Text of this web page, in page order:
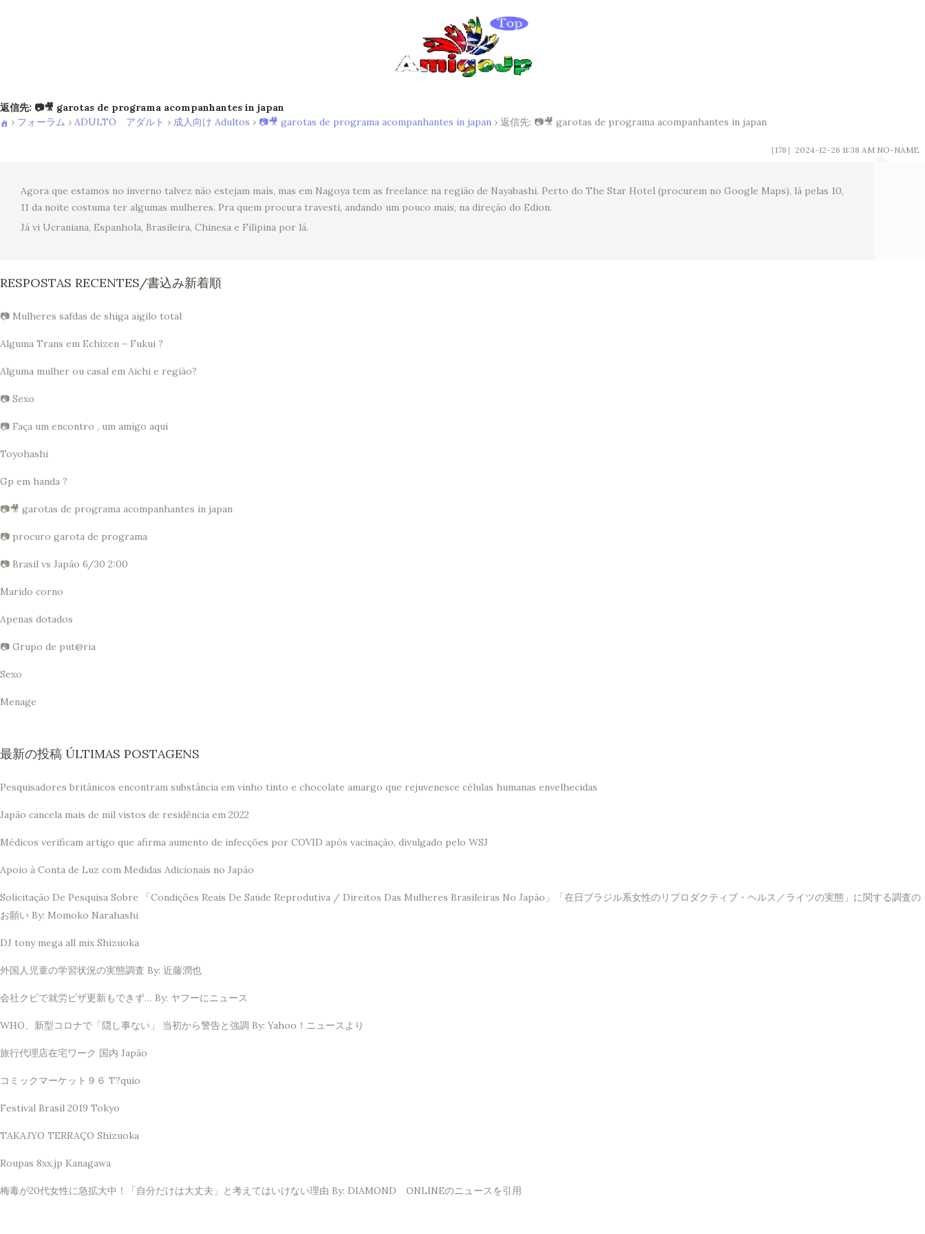
返信先: 📷🎥 garotas de programa acompanhantes in japan
› フォーラム › ADULTO アダルト › 成人向け Adultos › 📷🎥 garotas de programa acompanhantes in japan › 返信先: 📷🎥 garotas de programa acompanhantes in japan
［178］2024-12-26 11:38 AM NO-NAME
Agora que estamos no inverno talvez não estejam mais, mas em Nagoya tem as freelance na região de Nayabashi. Perto do The Star Hotel (procurem no Google Maps), lá pelas 10,
11 da noite costuma ter algumas mulheres. Pra quem procura travesti, andando um pouco mais, na direção do Edion.
Já vi Ucraniana, Espanhola, Brasileira, Chinesa e Filipina por lá.
RESPOSTAS RECENTES/書込み新着順
📷 Mulheres safdas de shiga aigilo total
Alguma Trans em Echizen – Fukui ?
Alguma mulher ou casal em Aichi e região?
📷 Sexo
📷 Faça um encontro , um amigo aqui
Toyohashi
Gp em handa ?
📷🎥 garotas de programa acompanhantes in japan
📷 procuro garota de programa
📷 Brasil vs Japão 6/30 2:00
Marido corno
Apenas dotados
📷 Grupo de put@ria
Sexo
Menage
最新の投稿 ÚLTIMAS POSTAGENS
Pesquisadores britânicos encontram substância em vinho tinto e chocolate amargo que rejuvenesce células humanas envelhecidas
Japão cancela mais de mil vistos de residência em 2022
Médicos verificam artigo que afirma aumento de infecções por COVID após vacinação, divulgado pelo WSJ
Apoio à Conta de Luz com Medidas Adicionais no Japão
Solicitação De Pesquisa Sobre 「Condições Reais De Saúde Reprodutiva / Direitos Das Mulheres Brasileiras No Japão」「在日ブラジル系女性のリプロダクティブ・ヘルス／ライツの実態」に関する調査の
お願い By: Momoko Narahashi
DJ tony mega all mix Shizuoka
外国人児童の学習状況の実態調査 By: 近藤潤也
会社クビで就労ビザ更新もできず… By: ヤフーにニュース
WHO、新型コロナで「隠し事ない」 当初から警告と強調 By: Yahoo！ニュースより
旅行代理店在宅ワーク 国内 Japão
コミックマーケット９６ T?quio
Festival Brasil 2019 Tokyo
TAKAJYO TERRAÇO Shizuoka
Roupas 8xx.jp Kanagawa
梅毒が20代女性に急拡大中！「自分だけは大丈夫」と考えてはいけない理由 By: DIAMOND ONLINEのニュースを引用